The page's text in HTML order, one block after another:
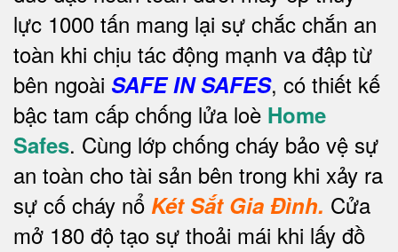
lực 1000 tấn mang lại sự chắc chắn an
toàn khi chịu tác động mạnh va đập từ
bên ngoài SAFE IN SAFES, có thiết kế
bậc tam cấp chống lửa loè Home
Safes. Cùng lớp chống cháy bảo vệ sự
an toàn cho tài sản bên trong khi xảy ra
sự cố cháy nổ Két Sắt Gia Đình. Cửa
mở 180 độ tạo sự thoải mái khi lấy đồ